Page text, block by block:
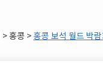
> 홍콩 >홍콩 보석 월드 박